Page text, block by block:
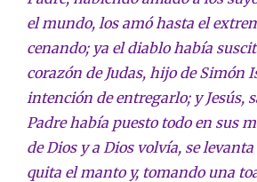
el mundo, los amó hasta el
cenando; ya el diablo había
corazón de Judas, hijo de Simón
intención de entregarlo; y Jesús,
Padre había puesto todo en sus
de Dios y a Dios volvía, se levanta
quita el manto y, tomando una